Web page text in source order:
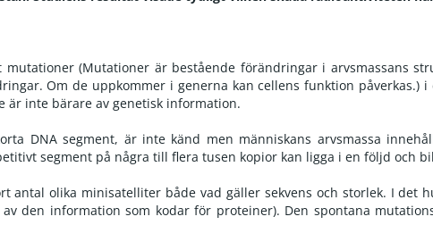
mutationer (Mutationer är bestående förändringar i arvsmassans
Om de uppkommer i generna kan cellens funktion påverkas.)
är inte bärare av genetisk information.
DNA segment, är inte känd men människans arvsmassa
segment på några till flera tusen kopior kan ligga i en följd och
antal olika minisatelliter både vad gäller sekvens och storlek. I det
den information som kodar för proteiner). Den spontana